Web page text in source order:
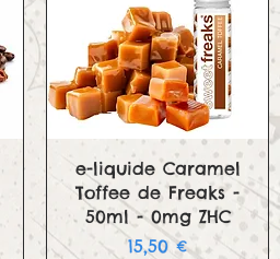
Aperçu rapide
e-liquide Caramel
Toffee de Freaks -
50ml - 0mg ZHC
Prix
15,50 €